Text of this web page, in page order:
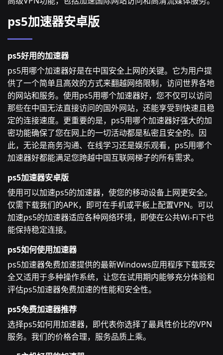
ps5加速器安卓版
ps5好用的加速器
ps5用哪个加速器好是在中国安全上网的关键。它为用户提
供了一个简单且高效的方式来翻越网络限制，访问世界各地
的网站和服务。使用ps5用哪个加速器好，您不仅可以访问
那些在中国无法直接访问的国外网站，还能享受到快速且稳
定的连接速度。更重要的是，ps5用哪个加速器好强大的加
密功能确保了您在网上的一切活动都是私密且安全的。因
此，无论是商务沟通、在线学习还是娱乐观看，ps5用哪个
加速器好都能满足您跨越中国互联网梯子的所有需求。
ps5加速器安卓版
使用可以加速ps5的加速器，使您的移动设备上网更安全。
仅需下载我们的APK，即可在手机或平板上配置VPN。可以
加速ps5的加速器适应各种网络环境，即使在公共Wi-Fi下也
能保持稳定连接。
ps5如何使用加速器
ps5加速器免费加速提供的最新Windows应用程序下载既安
全又适用于多种操作系统，让您在试用期内能够充分体验和
评估ps5加速器免费加速的性能和安全性。
ps5免费加速器推荐
选择ps5如何用加速器，即代表你选择了最具性价比的VPN
服务。我们的价格合理，服务品质上乘。